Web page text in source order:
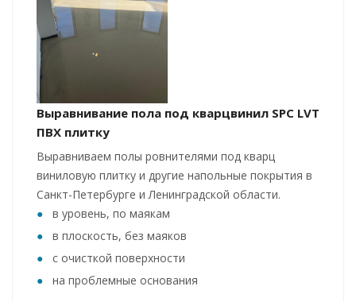
Выравнивание пола под кварцвинил SPC LVT
ПВХ плитку
Выравниваем полы ровнителями под кварц
виниловую плитку и другие напольные покрытия в
Санкт-Петербурге и Ленинградской области.
в уровень, по маякам
в плоскость, без маяков
с очисткой поверхности
на проблемные основания